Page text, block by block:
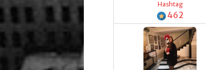
Hashtag
462